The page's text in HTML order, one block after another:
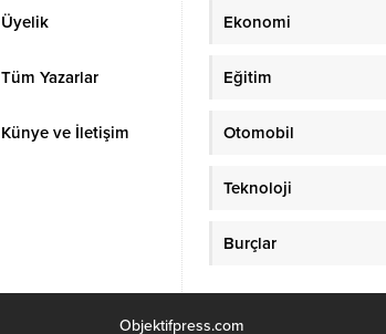
Üyelik
Tüm Yazarlar
Künye ve İletişim
Ekonomi
Eğitim
Otomobil
Teknoloji
Burçlar
Objektifpress.com